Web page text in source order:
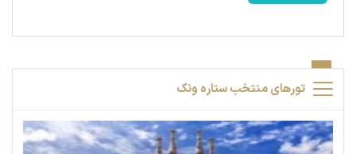
تورهای منتخب ستاره ونک